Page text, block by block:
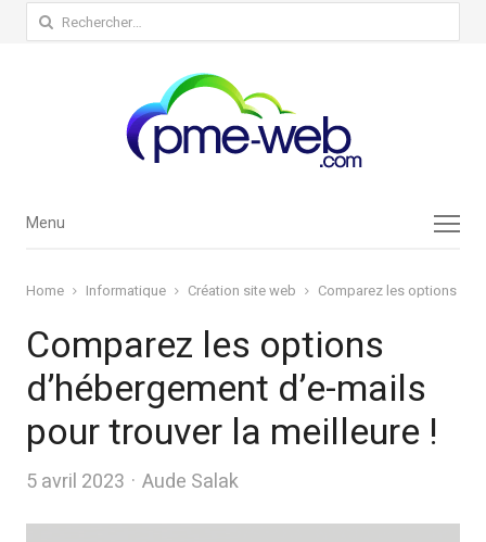
Rechercher :
Menu
Menu
Home Informatique Création site web Comparez les options
Comparez les options
d’hébergement d’e-mails
pour trouver la meilleure !
5 avril 2023 Author
Aude Salak